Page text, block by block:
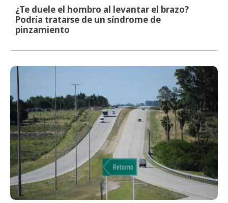
¿Te duele el hombro al levantar el brazo?
Podría tratarse de un síndrome de
pinzamiento